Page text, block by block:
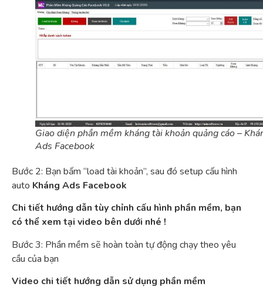
Giao diện phần mềm kháng tài khoản quảng cáo –
Ads Facebook
Bước 2: Bạn bấm “load tài khoản”, sau đó setup cấu hình
auto Kháng Ads Facebook
Chi tiết hướng dẫn tùy chỉnh cấu hình phần mềm, bạn
có thể xem tại video bên dưới nhé !
Bước 3: Phần mềm sẽ hoàn toàn tự động chạy theo yêu
cầu của bạn
Video chi tiết hướng dẫn sử dụng phần mềm